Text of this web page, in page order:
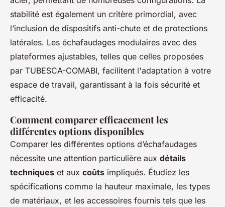
stabilité est également un critère primordial, avec
l’inclusion de dispositifs anti-chute et de protections
latérales. Les échafaudages modulaires avec des
plateformes ajustables, telles que celles proposées
par TUBESCA-COMABI, facilitent l'adaptation à votre
espace de travail, garantissant à la fois sécurité et
efficacité.
Comment comparer efficacement les
différentes options disponibles
Comparer les différentes options d’échafaudages
nécessite une attention particulière aux détails
techniques et aux coûts impliqués. Étudiez les
spécifications comme la hauteur maximale, les types
de matériaux, et les accessoires fournis tels que les